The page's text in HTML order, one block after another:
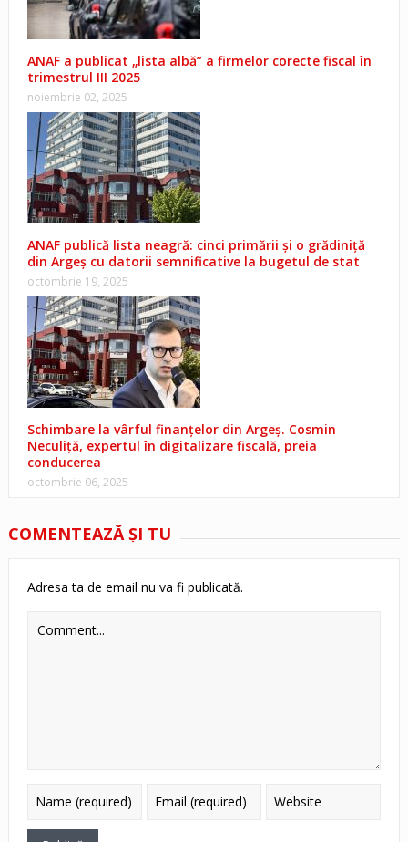
ANAF a publicat „lista albă” a firmelor corecte fiscal în
trimestrul III 2025
noiembrie 02, 2025
ANAF publică lista neagră: cinci primării și o grădiniță
din Argeș cu datorii semnificative la bugetul de stat
octombrie 19, 2025
Schimbare la vârful finanțelor din Argeș. Cosmin
Neculiță, expertul în digitalizare fiscală, preia
conducerea
octombrie 06, 2025
COMENTEAZĂ ŞI TU
Adresa ta de email nu va fi publicată.